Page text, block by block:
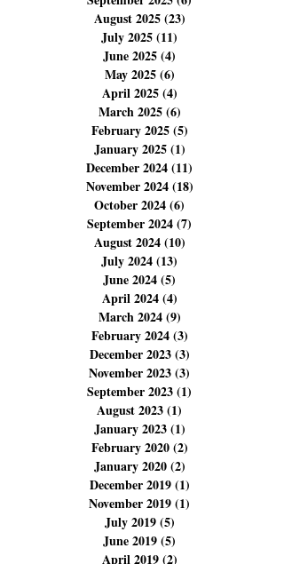
November 2025(14)
October 2025 (14)
September 2025
August 2025(23)
July 2025(11)
June 2025(4)4 posts
May 2025(6)6 posts
April 2025(4)4 posts
March 2025(6)6 posts
February 2025 (5)5 posts
January 2025 (1)
December 2024(11)
November 2024(18)
October 2024(6)
September 2024
August 2024 (10)
July 2024(13)13 posts
June 2024(5)5 posts
April 2024(4)4 posts
March 2024(9)9 posts
February 2024(3)3 posts
December 2023(3)
November 2023 (3)
September 2023 (1)
August 2023 (1)1 post
January 2023(1)1 post
February 2020 (2)2 posts
January 2020(2)
December 2019(1)
November 2019(1)